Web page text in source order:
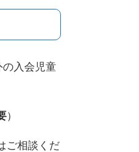
の入会児童
）
ご相談くだ